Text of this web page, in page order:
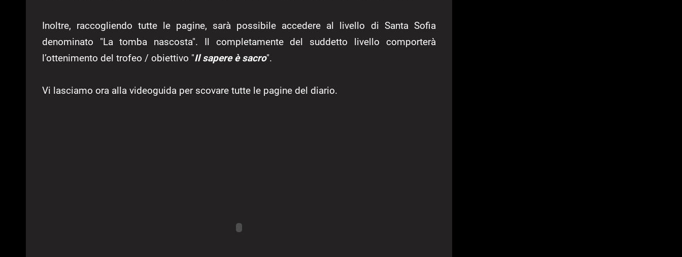
Inoltre, raccogliendo tutte le pagine, sarà possibile accedere al livello di Santa Sofia
denominato "La tomba nascosta". Il completamente del suddetto livello comporterà
l’ottenimento del trofeo / obiettivo "Il sapere è sacro".
Vi lasciamo ora alla videoguida per scovare tutte le pagine del diario.